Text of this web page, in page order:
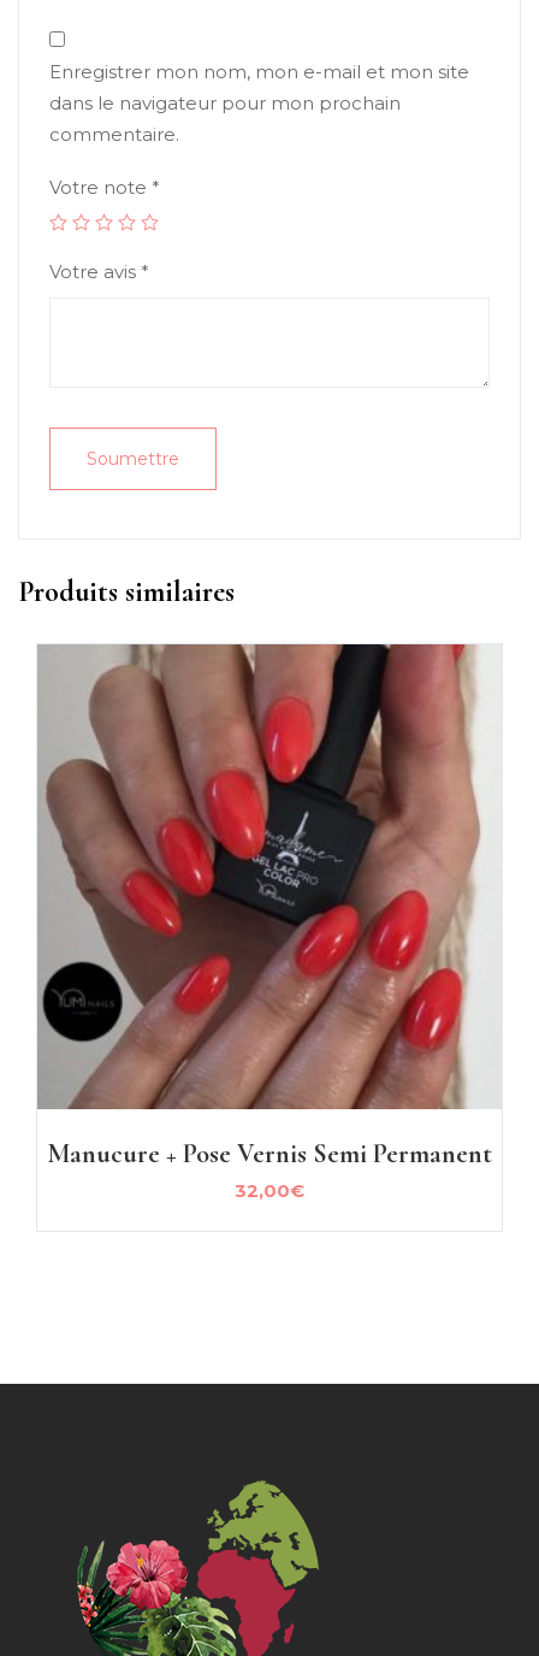
Enregistrer mon nom, mon e-mail et mon site
dans le navigateur pour mon prochain
commentaire.
Votre note *
Votre avis *
Produits similaires
Manucure + Pose Vernis Semi Permanent
32,00€